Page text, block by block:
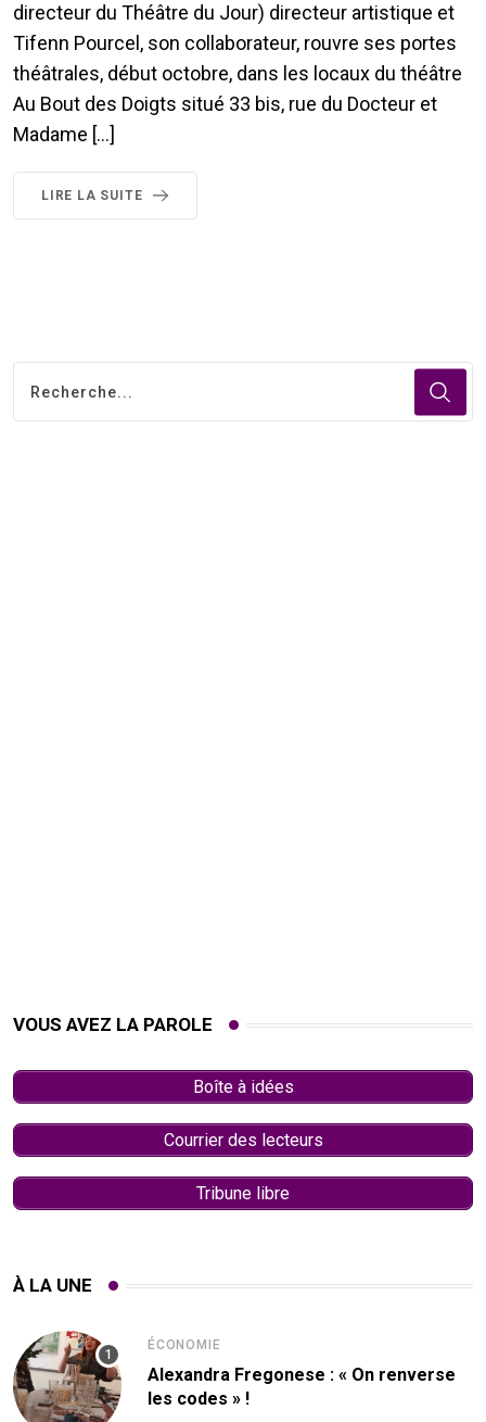
directeur du Théâtre du Jour) directeur artistique et
Tifenn Pourcel, son collaborateur, rouvre ses portes
théâtrales, début octobre, dans les locaux du théâtre
Au Bout des Doigts situé 33 bis, rue du Docteur et
Madame […]
LIRE LA SUITE
VOUS AVEZ LA PAROLE
Boîte à idées
Courrier des lecteurs
Tribune libre
À LA UNE
ÉCONOMIE
Alexandra Fregonese : « On renverse
les codes » !